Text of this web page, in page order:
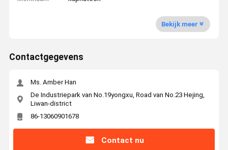
Bekijk meer
Contactgegevens
Ms. Amber Han
De Industriepark van No.19yongxu, Road van No.23 Hejing,
Liwan-district
86-13060901678
Contact nu